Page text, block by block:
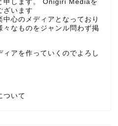
申します。 Onigiri Mediaを
ざいます
心のメディアとなっており
々なものをジャンル問わず掲
ィアを作っていくのでよろし
ついて